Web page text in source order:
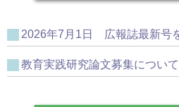
2026年7月1日 広報誌最新号
教育実践研究論文募集について